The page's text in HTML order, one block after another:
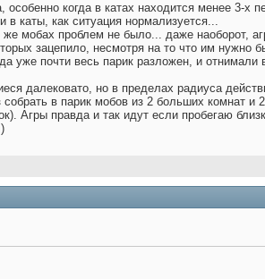
когда в катах находится менее 3-
в каты, как ситуация нормализуется...
мобах проблем не было... даже наоборот,
зацепило, несмотря на то что им нужно
уже почти весь парик разложен, и
далековато, но в пределах радиуса
в парик мобов из 2 больших комнат и
Агры правда и так идут если пробегаю